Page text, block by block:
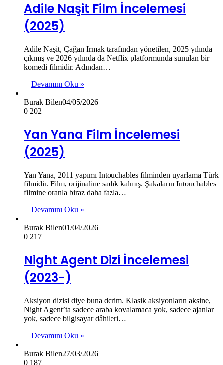
Adile Naşit Film İncelemesi
(2025)
Adile Naşit, Çağan Irmak tarafından yönetilen, 2025 yılında
çıkmış ve 2026 yılında da Netflix platformunda sunulan bir
komedi filmidir. Adından…
Devamını Oku »
Burak Bilen04/05/2026
0 202
Yan Yana Film İncelemesi
(2025)
Yan Yana, 2011 yapımı Intouchables filminden uyarlama Türk
filmidir. Film, orijinaline sadık kalmış. Şakaların Intouchables
filmine oranla biraz daha fazla…
Devamını Oku »
Burak Bilen01/04/2026
0 217
Night Agent Dizi İncelemesi
(2023-)
Aksiyon dizisi diye buna derim. Klasik aksiyonların aksine,
Night Agent’ta sadece araba kovalamaca yok, sadece ajanlar
yok, sadece bilgisayar dâhileri…
Devamını Oku »
Burak Bilen27/03/2026
0 187